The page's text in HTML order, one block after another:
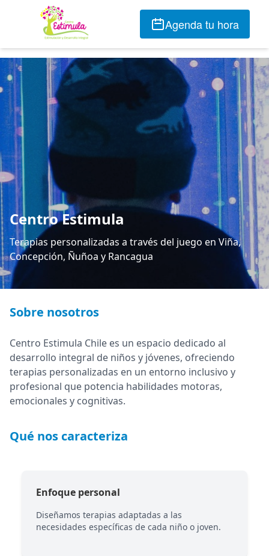
Agenda tu hora
Centro Estimula
Terapias personalizadas a través del juego en Viña,
Concepción, Ñuñoa y Rancagua
Sobre nosotros
Centro Estimula Chile es un espacio dedicado al
desarrollo integral de niños y jóvenes, ofreciendo
terapias personalizadas en un entorno inclusivo y
profesional que potencia habilidades motoras,
emocionales y cognitivas.
Qué nos caracteriza
Enfoque personal
Diseñamos terapias adaptadas a las
necesidades específicas de cada niño o joven.